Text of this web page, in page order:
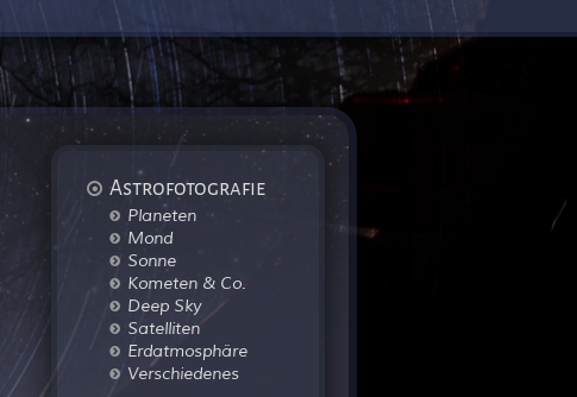
Astrofotografie
Planeten
Mond
Sonne
Kometen & Co.
Deep Sky
Satelliten
Erdatmosphäre
Verschiedenes